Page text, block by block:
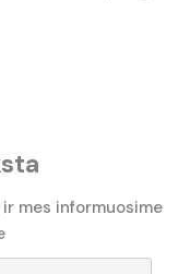
mes informuosime